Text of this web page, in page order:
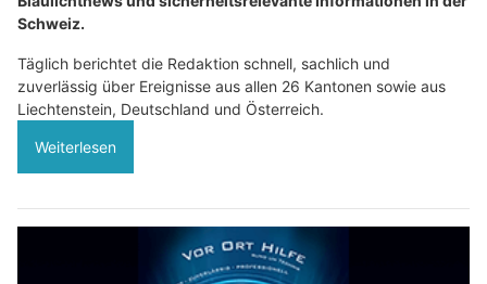
Schweiz.
Täglich berichtet die Redaktion schnell, sachlich und
zuverlässig über Ereignisse aus allen 26 Kantonen sowie aus
Liechtenstein, Deutschland und Österreich.
Weiterlesen